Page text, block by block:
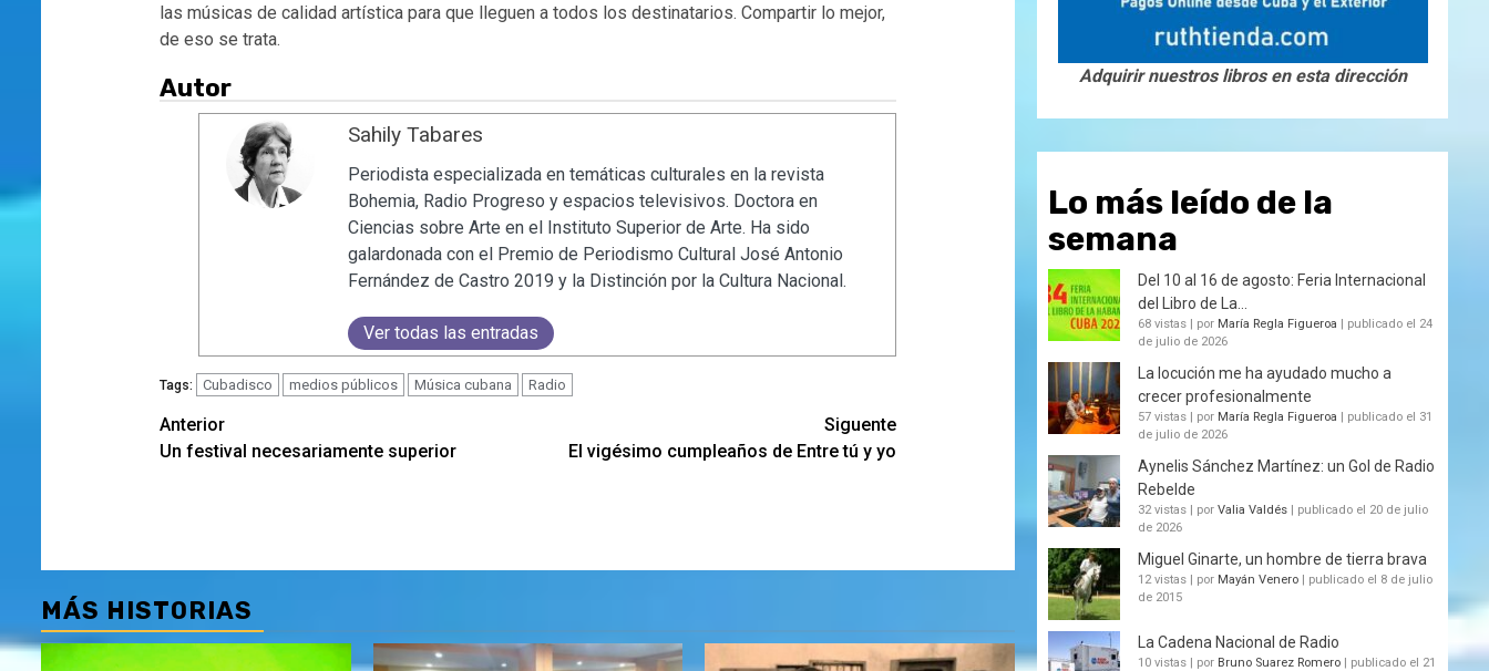
las músicas de calidad artística para que lleguen a todos los destinatarios. Compartir lo mejor,
de eso se trata.
Autor
Sahily Tabares
Periodista especializada en temáticas culturales en la revista
Bohemia, Radio Progreso y espacios televisivos. Doctora en
Ciencias sobre Arte en el Instituto Superior de Arte. Ha sido
galardonada con el Premio de Periodismo Cultural José Antonio
Fernández de Castro 2019 y la Distinción por la Cultura Nacional.
Ver todas las entradas
Tags: Cubadisco medios públicos Música cubana Radio
Navegación
de
Anterior
Un festival necesariamente superior
Siguente
El vigésimo cumpleaños de Entre tú y yo
MÁS HISTORIAS
Adquirir nuestros libros en esta dirección
Lo más leído de la
semana
Del 10 al 16 de agosto: Feria Internacional
del Libro de La...
68 vistas | por María Regla Figueroa | publicado el 24
de julio de 2026
La locución me ha ayudado mucho a
crecer profesionalmente
57 vistas | por María Regla Figueroa | publicado el 31
de julio de 2026
Aynelis Sánchez Martínez: un Gol de Radio
Rebelde
32 vistas | por Valia Valdés | publicado el 20 de julio
de 2026
Miguel Ginarte, un hombre de tierra brava
12 vistas | por Mayán Venero | publicado el 8 de julio
de 2015
La Cadena Nacional de Radio
10 vistas | por Bruno Suarez Romero | publicado el 21